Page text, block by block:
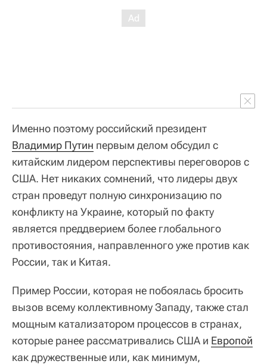
Именно поэтому российский президент
Владимир Путин первым делом обсудил с
китайским лидером перспективы переговоров с
США. Нет никаких сомнений, что лидеры двух
стран проведут полную синхронизацию по
конфликту на Украине, который по факту
является преддверием более глобального
противостояния, направленного уже против как
России, так и Китая.
Пример России, которая не побоялась бросить
вызов всему коллективному Западу, также стал
мощным катализатором процессов в странах,
которые ранее рассматривались США и Европой
как дружественные или, как минимум,